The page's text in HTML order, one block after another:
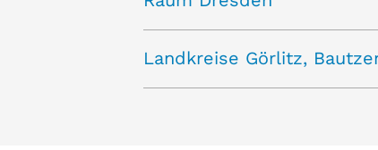
Um einen zeitnahen Termin für
Landkreise Görlitz,